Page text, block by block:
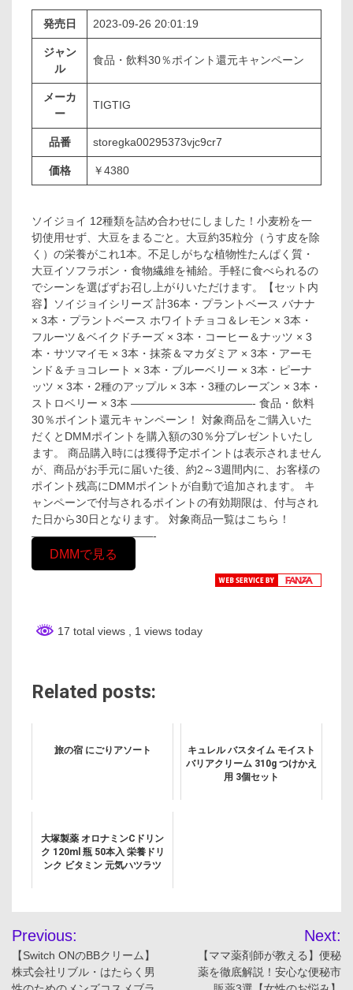
発売日 2023-09-26 20:01:19
ジャン
ル
食品・飲料30％ポイント還元キャンペーン
メーカ
ー
TIGTIG
品番 storegka00295373vjc9cr7
価格 ￥4380
ソイジョイ 12種類を詰め合わせにしました！小麦粉を一
切使用せず、大豆をまるごと。大豆約35粒分（うす皮を除
く）の栄養がこれ1本。不足しがちな植物性たんぱく質・
大豆イソフラボン・食物繊維を補給。手軽に食べられるの
でシーンを選ばずお召し上がりいただけます。【セット内
容】ソイジョイシリーズ 計36本・プラントベース バナナ
× 3本・プラントベース ホワイトチョコ＆レモン × 3本・
フルーツ＆ベイクドチーズ × 3本・コーヒー＆ナッツ × 3
本・サツマイモ × 3本・抹茶＆マカダミア × 3本・アーモ
ンド＆チョコレート × 3本・ブルーベリー × 3本・ピーナ
ッツ × 3本・2種のアップル × 3本・3種のレーズン × 3本・
ストロベリー × 3本 ———————————- 食品・飲料
30％ポイント還元キャンペーン！ 対象商品をご購入いた
だくとDMMポイントを購入額の30％分プレゼントいたし
ます。 商品購入時には獲得予定ポイントは表示されません
が、商品がお手元に届いた後、約2～3週間内に、お客様の
ポイント残高にDMMポイントが自動で追加されます。 キ
ャンペーンで付与されるポイントの有効期限は、付与され
た日から30日となります。 対象商品一覧はこちら！
———————————-
DMMで見る
17 total views , 1 views today
Related posts:
旅の宿 にごりアソート
キュレル バスタイム モイスト
バリアクリーム 310g つけかえ
用 3個セット
大塚製薬 オロナミンCドリン
ク 120ml 瓶 50本入 栄養ドリ
ンク ビタミン 元気ハツラツ
投
稿
Previous:
【Switch ONのBBクリーム】
株式会社リブル・はたらく男
Next:
【ママ薬剤師が教える】便秘
薬を徹底解説！安心な便秘市